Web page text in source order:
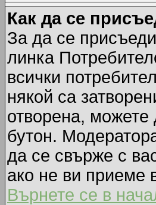
Как да се
За да се
линка
всички
някой са
отворена, можете
бутон.
да се свърже с
ако не ви приеме
Върнете се в